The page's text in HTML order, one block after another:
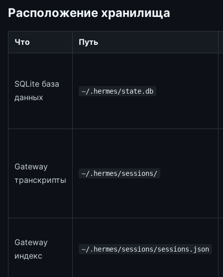
Расположение хранилища
Что Путь
SQLite база
данных
~/.hermes/state.db
Gateway
транскрипты
~/.hermes/sessions/
Gateway
индекс
~/.hermes/sessions/sessions.json